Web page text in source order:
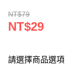
NT$79
NT$29
請選擇商品選項